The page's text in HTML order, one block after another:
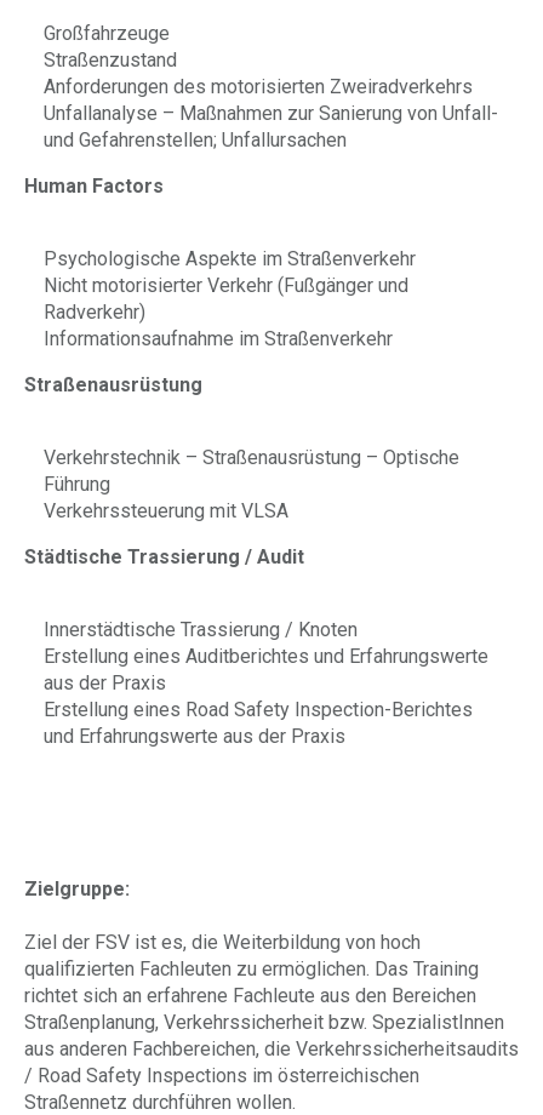
Großfahrzeuge
Straßenzustand
Anforderungen des motorisierten Zweiradverkehrs
Unfallanalyse – Maßnahmen zur Sanierung von Unfall-
und Gefahrenstellen; Unfallursachen
Human Factors
Psychologische Aspekte im Straßenverkehr
Nicht motorisierter Verkehr (Fußgänger und
Radverkehr)
Informationsaufnahme im Straßenverkehr
Straßenausrüstung
Verkehrstechnik – Straßenausrüstung – Optische
Führung
Verkehrssteuerung mit VLSA
Städtische Trassierung / Audit
Innerstädtische Trassierung / Knoten
Erstellung eines Auditberichtes und Erfahrungswerte
aus der Praxis
Erstellung eines Road Safety Inspection-Berichtes
und Erfahrungswerte aus der Praxis
Zielgruppe:
Ziel der FSV ist es, die Weiterbildung von hoch
qualifizierten Fachleuten zu ermöglichen. Das Training
richtet sich an erfahrene Fachleute aus den Bereichen
Straßenplanung, Verkehrssicherheit bzw. SpezialistInnen
aus anderen Fachbereichen, die Verkehrssicherheitsaudits
/ Road Safety Inspections im österreichischen
Straßennetz durchführen wollen.